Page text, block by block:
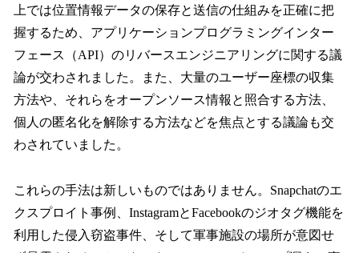
上では位置情報データの保存と送信の仕組みを正確に把
握するため、アプリケーションプログラミングインター
フェース（API）のリバースエンジニアリングに関する議
論が交わされました。また、大量のユーザー座標の収集
方法や、それらをオープンソース情報と照合する方法、
個人の匿名化を解除する方法などを焦点とする議論も交
わされていました。
これらの手法は新しいものではありません。Snapchatのエ
クスプロイト事例、InstagramとFacebookのジオタグ機能を
利用した侵入窃盗事件、そして軍事施設の場所が意図せ